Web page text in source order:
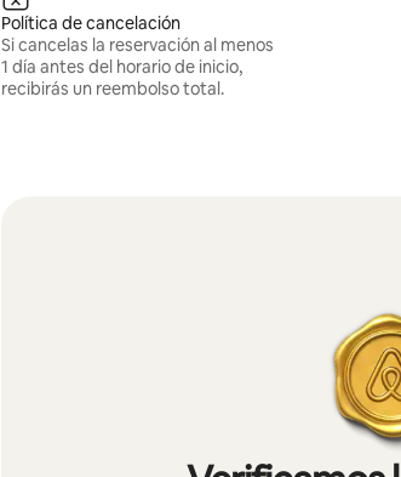
Política de cancelación
Si cancelas la reservación al menos
1 día antes del horario de inicio,
recibirás un reembolso total.